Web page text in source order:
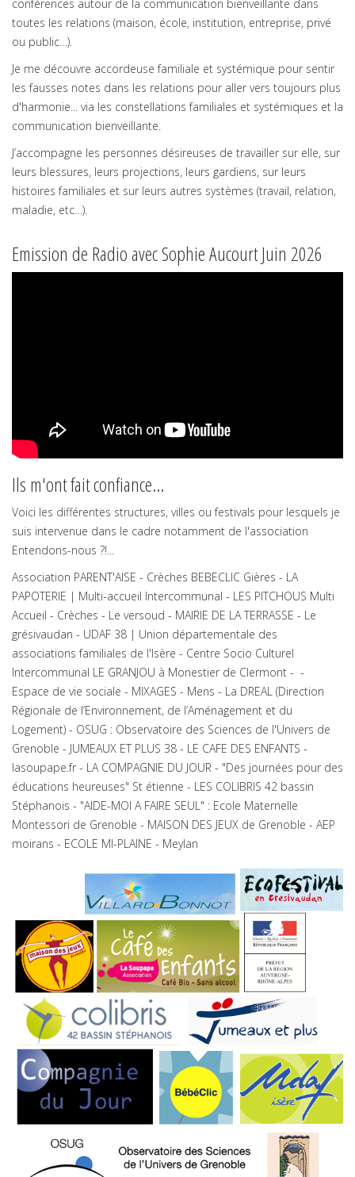
conférences autour de la communication bienveillante dans
toutes les relations (maison, école, institution, entreprise, privé
ou public…).
Je me découvre accordeuse familiale et systémique pour sentir
les fausses notes dans les relations pour aller vers toujours plus
d'harmonie... via les constellations familiales et systémiques et la
communication bienveillante.
J’accompagne les personnes désireuses de travailler sur elle, sur
leurs blessures, leurs projections, leurs gardiens, sur leurs
histoires familiales et sur leurs autres systèmes (travail, relation,
maladie, etc…).
Emission de Radio avec Sophie Aucourt Juin 2026
Ils m'ont fait confiance...
Voici les différentes structures, villes ou festivals pour lesquels je
suis intervenue dans le cadre notamment de l'association
Entendons-nous ?!...
Association PARENT'AISE - Crèches BEBECLIC Gières - LA
PAPOTERIE | Multi-accueil Intercommunal - LES PITCHOUS Multi
Accueil - Crèches - Le versoud - MAIRIE DE LA TERRASSE - Le
grésivaudan - UDAF 38 | Union départementale des
associations familiales de l'Isère - Centre Socio Culturel
Intercommunal LE GRANJOU à Monestier de Clermont - -
Espace de vie sociale - MIXAGES - Mens - La DREAL (Direction
Régionale de l’Environnement, de l’Aménagement et du
Logement) - OSUG : Observatoire des Sciences de l'Univers de
Grenoble - JUMEAUX ET PLUS 38 - LE CAFE DES ENFANTS -
lasoupape.fr - LA COMPAGNIE DU JOUR - "Des journées pour des
éducations heureuses" St étienne - LES COLIBRIS 42 bassin
Stéphanois - "AIDE-MOI A FAIRE SEUL" : Ecole Maternelle
Montessori de Grenoble - MAISON DES JEUX de Grenoble - AEP
moirans - ECOLE MI-PLAINE - Meylan